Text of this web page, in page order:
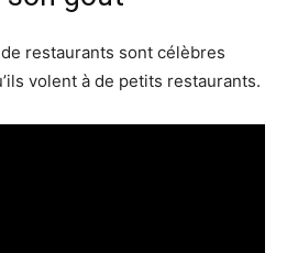
restaurants sont célèbres
volent à de petits restaurants.